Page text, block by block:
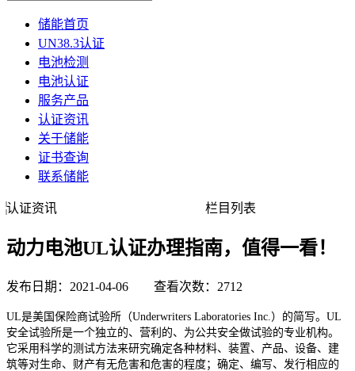
储能首页
UN38.3认证
电池检测
电池认证
服务产品
认证资讯
关于储能
证书查询
联系储能
认证资讯 栏目列表
动力电池UL认证办理指南，值得一看！
发布日期：2021-04-06 查看次数：2712
UL是美国保险商试验所（Underwriters Laboratories Inc.）的简写。UL
安全试验所是一个独立的、营利的、为公共安全做试验的专业机构。
它采用科学的测试方法来研究确定各种材料、装置、产品、设备、建
筑等对生命、财产有无危害和危害的程度；确定、编写、发行相应的